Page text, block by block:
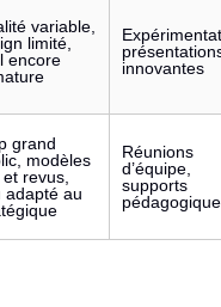
variable,
limité,
encore
innovantes
grand
modèles
revus,
adapté au
Réunions
d’équipe,
supports